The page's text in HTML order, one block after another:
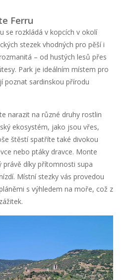
Ferru
se rozkládá v kopcích v okolí
stezek vhodných pro pěší i
– od hustých lesů přes
Park je ideálním místem pro
poznat sardinskou přírodu
narazit na různé druhy rostlin
ekosystém, jako jsou vřes,
štěstí spatříte také divokou
nebo ptáky dravce. Monte
právě díky přítomnosti supa
Místní stezky vás provedou
s výhledem na moře, což z